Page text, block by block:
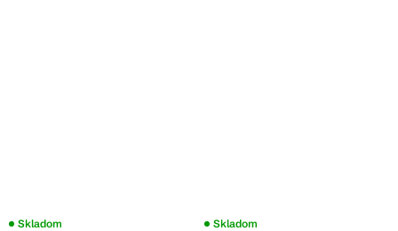
Priemerné
Skladom
Priemerné
Skladom